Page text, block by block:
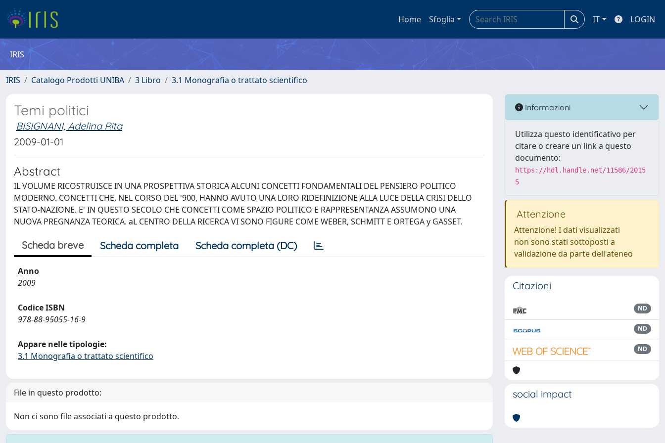
Home Sfoglia IT LOGIN
IRIS
IRIS Catalogo Prodotti UNIBA 3 Libro 3.1 Monografia o trattato scientifico
Temi politici
BISIGNANI, Adelina Rita
2009-01-01
Abstract
IL VOLUME RICOSTRUISCE IN UNA PROSPETTIVA STORICA ALCUNI CONCETTI FONDAMENTALI DEL PENSIERO POLITICO
MODERNO. CONCETTI CHE, NEL CORSO DEL '900, HANNO AVUTO UNA LORO RIDEFINIZIONE ALLA LUCE DELLA CRISI DELLO
STATO-NAZIONE. E' IN QUESTO SECOLO CHE CONCETTI COME SPAZIO POLITICO E RAPPRESENTANZA ASSUMONO UNA
NUOVA PREGNANZA TEORICA. aL CENTRO DELLA RICERCA VI SONO FIGURE COME WEBER, SCHMITT E ORTEGA y GASSET.
Scheda breve Scheda completa Scheda completa (DC)
Anno
2009
Codice ISBN
978-88-95055-16-9
Appare nelle tipologie:
3.1 Monografia o trattato scientifico
File in questo prodotto:
Non ci sono file associati a questo prodotto.
Informazioni
Utilizza questo identificativo per
citare o creare un link a questo
documento:
https://hdl.handle.net/11586/2015
5
Attenzione
Attenzione! I dati visualizzati
non sono stati sottoposti a
validazione da parte dell'ateneo
Citazioni
ND
ND
ND
social impact